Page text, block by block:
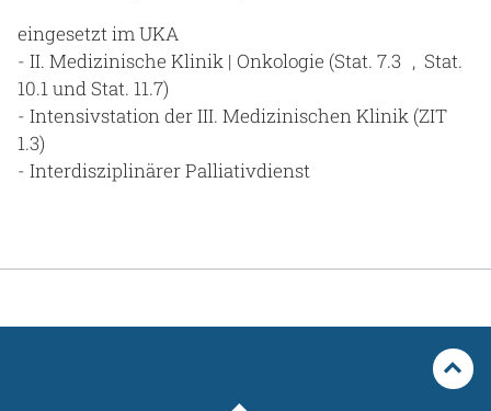
eingesetzt im UKA
- II. Medizinische Klinik | Onkologie (Stat. 7.3 , Stat.
10.1 und Stat. 11.7)
- Intensivstation der III. Medizinischen Klinik (ZIT
1.3)
- Interdisziplinärer Palliativdienst